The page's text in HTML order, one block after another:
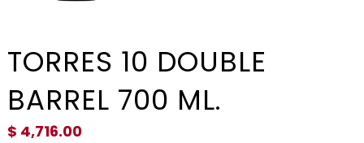
TORRES 10 DOUBLE
BARREL 700 ML.
$ 4,716.00